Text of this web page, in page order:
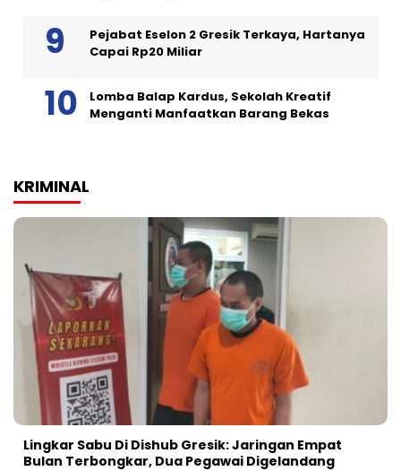
Pejabat Eselon 2 Gresik Terkaya, Hartanya
Capai Rp20 Miliar
Lomba Balap Kardus, Sekolah Kreatif
Menganti Manfaatkan Barang Bekas
KRIMINAL
Lingkar Sabu Di Dishub Gresik: Jaringan Empat
Bulan Terbongkar, Dua Pegawai Digelandang